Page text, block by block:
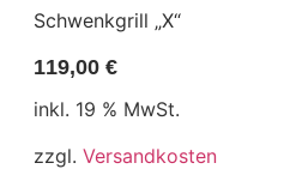
Schwenkgrill „X“
119,00 €
inkl. 19 % MwSt.
zzgl. Versandkosten